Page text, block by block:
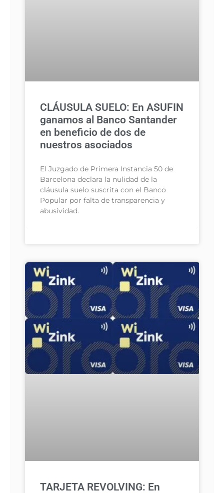
CLÁUSULA SUELO: En ASUFIN
ganamos al Banco Santander
en beneficio de dos de
nuestros asociados
El Juzgado de Primera Instancia 50 de
Barcelona declara la nulidad de la
cláusula suelo suscrita con el Banco
Popular por falta de transparencia y
abusividad.
TARJETA REVOLVING: En